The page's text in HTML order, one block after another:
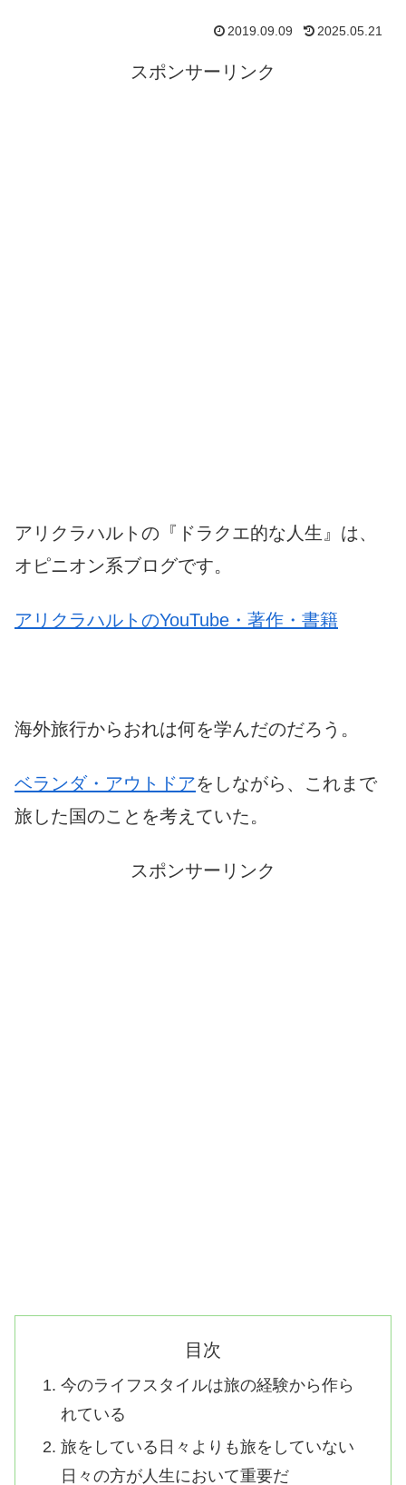
2019.09.09 2025.05.21
スポンサーリンク
アリクラハルトの『ドラクエ的な人生』は、
オピニオン系ブログです。
アリクラハルトのYouTube・著作・書籍
海外旅行からおれは何を学んだのだろう。
ベランダ・アウトドアをしながら、これまで
旅した国のことを考えていた。
スポンサーリンク
目次
今のライフスタイルは旅の経験から作ら
れている
旅をしている日々よりも旅をしていない
日々の方が人生において重要だ